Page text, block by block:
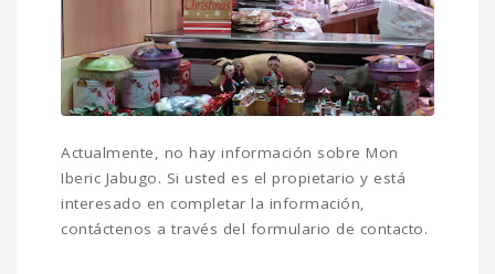
Actualmente, no hay información sobre Mon
Iberic Jabugo. Si usted es el propietario y está
interesado en completar la información,
contáctenos a través del formulario de contacto.